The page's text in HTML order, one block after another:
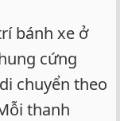
bánh xe ở
cứng
chuyển theo
thanh